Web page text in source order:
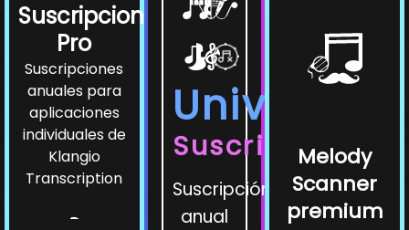
Suscripciones
Pro
Suscripciones
anuales para
aplicaciones
individuales de
Klangio
Transcription
-
Universe
Suscripción
Suscripción
anual
Melody
Scanner
premium